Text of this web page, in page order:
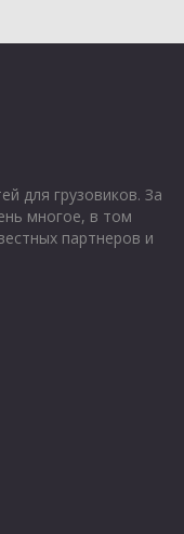
для грузовиков. За
многое, в том
партнеров и